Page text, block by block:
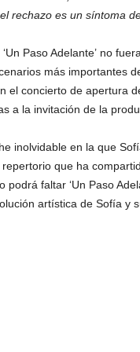
rechazo es un síntoma
Paso Adelante’ no
más importantes
el concierto de apertura
a la invitación de la
inolvidable en la que
que ha
podrá faltar ‘Un Paso
artística de Sofía y